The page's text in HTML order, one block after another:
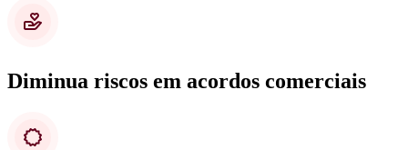
Diminua riscos em acordos comerciais